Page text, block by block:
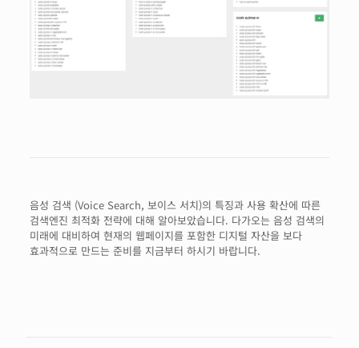
음성 검색 (Voice Search, 보이스 서치)의 특징과 사용 확산에 따른
검색엔진 최적화 전략에 대해 알아보았습니다. 다가오는 음성 검색의
미래에 대비하여 현재의 웹페이지를 포함한 디지털 자산을 보다
효과적으로 만드는 준비를 지금부터 하시기 바랍니다.